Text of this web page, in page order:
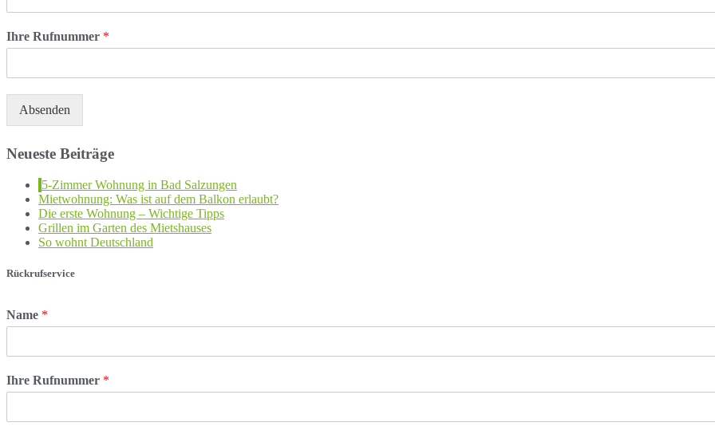
Ihre Rufnummer *
Absenden
Neueste Beiträge
5-Zimmer Wohnung in Bad Salzungen
Mietwohnung: Was ist auf dem Balkon erlaubt?
Die erste Wohnung – Wichtige Tipps
Grillen im Garten des Mietshauses
So wohnt Deutschland
Rückrufservice
Name *
Ihre Rufnummer *